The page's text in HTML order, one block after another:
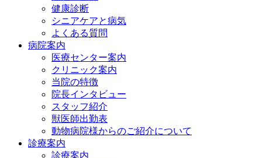
健康診断
シニアケアと病気
よくある質問
病院案内
医療センター案内
クリニック案内
当院の特徴
院長インタビュー
スタッフ紹介
獣医師出勤表
動物病院様からのご紹介について
診療案内
診療案内